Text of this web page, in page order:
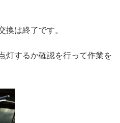
換は終了です。
灯するか確認を行って作業を